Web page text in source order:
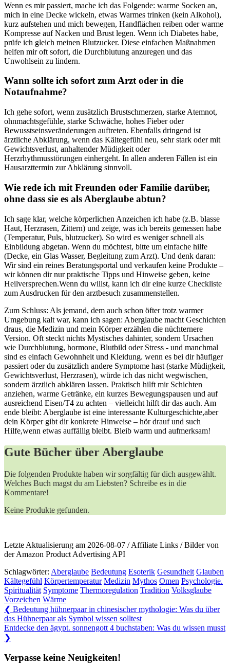
Wenn es​ mir⁣ passiert, ‌mache ‌ich⁤ das Folgende: warme Socken an,⁤
mich in eine Decke wickeln, etwas‍ Warmes trinken (kein Alkohol),⁢
kurz ⁤aufstehen und‍ mich bewegen, ⁤Handflächen reiben oder warme
‍Kompresse auf Nacken und Brust legen. Wenn ⁣ich Diabetes⁤ habe,
prüfe ich gleich meinen ​Blutzucker. ⁢Diese einfachen Maßnahmen
helfen mir⁢ oft sofort, die ⁣Durchblutung anzuregen ⁢und das
Unwohlsein zu⁣ lindern.
Wann sollte​ ich sofort zum Arzt ⁢oder in die
Notaufnahme?
Ich gehe sofort,‌ wenn zusätzlich Brustschmerzen, starke Atemnot,
ohnmachtsgefühle, starke Schwäche,‌ hohes‌ Fieber oder
Bewusstseinsveränderungen ⁢auftreten. Ebenfalls dringend ⁤ist
ärztliche Abklärung, wenn das Kältegefühl neu, sehr ‍stark ⁢oder mit
Gewichtsverlust, anhaltender‍ Müdigkeit ‍oder
Herzrhythmusstörungen ‌einhergeht.‍ In ⁤allen anderen Fällen​ ist ein
Hausarzttermin zur Abklärung sinnvoll.
Wie rede ich ‌mit Freunden oder Familie darüber,
ohne ‍dass sie es als ⁤Aberglaube abtun?
Ich sage ⁣klar, welche ⁣körperlichen Anzeichen ich⁣ habe (z.B. blasse
Haut,⁣ Herzrasen, ‍Zittern) und‍ zeige, was ich⁣ bereits gemessen habe
(Temperatur, Puls, ‌blutzucker). So wird es weniger schnell als
Einbildung abgetan. ‍Wenn ‍du ‌möchtest, bitte um einfache hilfe
(Decke, ein Glas Wasser, Begleitung zum Arzt). Und denk daran:
Wir sind⁢ ein reines ​Beratungsportal⁤ und verkaufen⁤ keine ​Produkte –
wir ‍können dir nur praktische Tipps und⁤ Hinweise geben, keine⁣
Heilversprechen.Wenn du willst,⁣ kann ich dir eine kurze Checkliste
zum Ausdrucken für⁢ den arztbesuch ‍zusammenstellen.
Zum Schluss: Als⁤ jemand, dem auch schon öfter⁤ trotz warmer
⁢Umgebung kalt war, kann ich sagen: Aberglaube macht Geschichten
draus, die Medizin⁣ und mein Körper erzählen ⁤die nüchternere
Version. Oft steckt nichts⁤ Mystisches dahinter, sondern ​Ursachen
wie Durchblutung,​ hormone, Blutbild oder ‌Stress -‌ und manchmal
sind es einfach Gewohnheit und Kleidung. wenn es bei dir häufiger
passiert oder du ‍zusätzlich andere⁢ Symptome⁤ hast (starke ​Müdigkeit,​
Gewichtsverlust, Herzrasen), würde ich das nicht ⁤wegwischen,
sondern ärztlich abklären‍ lassen. Praktisch ‌hilft mir Schichten
‌anziehen, warme Getränke,⁣ ein kurzes‍ Bewegungspausen ⁣und auf
ausreichend Eisen/T4 zu achten – ⁣vielleicht ‍hilft​ dir das auch.​ Am⁢
ende bleibt:⁤ Aberglaube ‌ist eine interessante Kulturgeschichte,aber
dein Körper gibt dir⁤ konkrete Hinweise – hör drauf und such
Hilfe,wenn⁢ etwas auffällig ⁤bleibt. Bleib warm und aufmerksam!
Gute Bücher über Aberglaube
Die folgenden Produkte haben wir sorgfältig für dich ausgewählt.
Welches Buch magst du am Liebsten? Schreibe es in die
Kommentare!
Keine Produkte gefunden.
Letzte Aktualisierung am 2026-08-07 / Affiliate Links / Bilder von
der Amazon Product Advertising API
Schlagwörter: Aberglaube Bedeutung Esoterik Gesundheit Glauben
Kältegefühl Körpertemperatur Medizin Mythos Omen Psychologie.
Spiritualität Symptome Thermoregulation Tradition Volksglaube
Vorzeichen Wärme
Beitragsnavigation
❮ Previous
Post:
Bedeutung hühnerpaar in chinesischer mythologie: Was du über
das Hühnerpaar als Symbol wissen solltest
Next
Post:
Entdecke den ägypt. sonnengott 4 buchstaben: Was du wissen musst
❯
Verpasse keine Neuigkeiten!